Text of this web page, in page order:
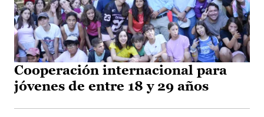
Cooperación internacional para
jóvenes de entre 18 y 29 años